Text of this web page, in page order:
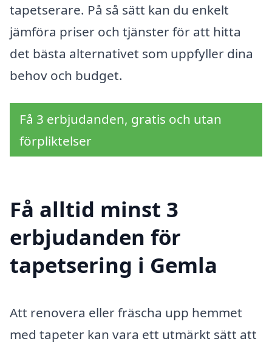
tapetserare. På så sätt kan du enkelt
jämföra priser och tjänster för att hitta
det bästa alternativet som uppfyller dina
behov och budget.
Få 3 erbjudanden, gratis och utan
förpliktelser
Få alltid minst 3
erbjudanden för
tapetsering i Gemla
Att renovera eller fräscha upp hemmet
med tapeter kan vara ett utmärkt sätt att